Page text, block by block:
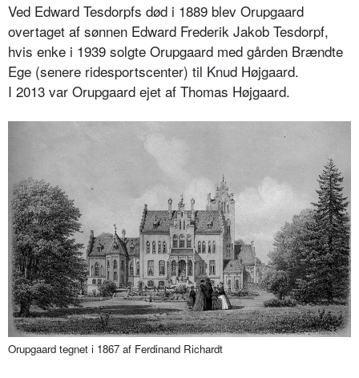
Ved Edward Tesdorpfs død i 1889 blev Orupgaard
overtaget af sønnen Edward Frederik Jakob Tesdorpf,
hvis enke i 1939 solgte Orupgaard med gården Brændte
Ege (senere ridesportscenter) til Knud Højgaard.
I 2013 var Orupgaard ejet af Thomas Højgaard.
Orupgaard tegnet i 1867 af Ferdinand Richardt